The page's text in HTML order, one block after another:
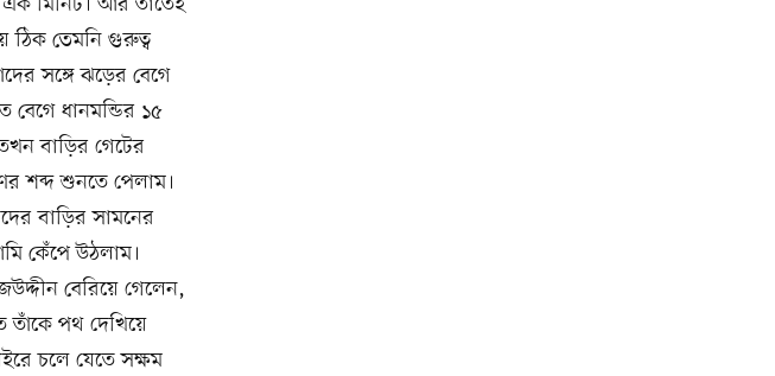
ঠিক তেমনি গুরুত্ব
সঙ্গে ঝড়ের বেগে
বেগে ধানমন্ডির ১৫
বাড়ির গেটের
শব্দ শুনতে পেলাম।
বাড়ির সামনের
কেঁপে উঠলাম।
বেরিয়ে গেলেন,
পথ দেখিয়ে
চলে যেতে সক্ষম